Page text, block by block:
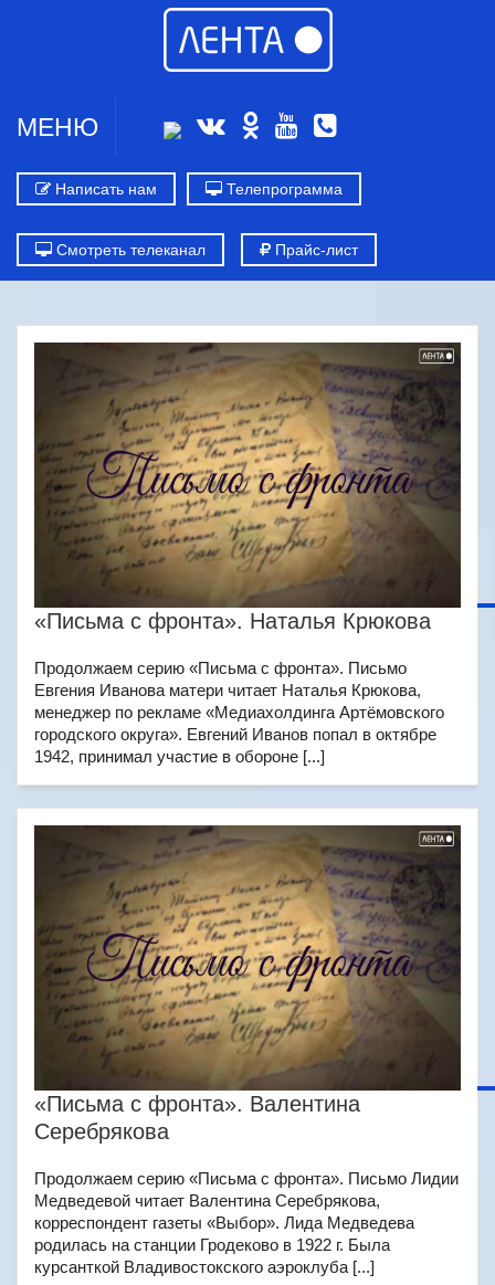
МЕНЮ
Написать нам Телепрограмма
Смотреть телеканал Прайс-лист
«Письма с фронта». Наталья Крюкова
Продолжаем серию «Письма с фронта». Письмо
Евгения Иванова матери читает Наталья Крюкова,
менеджер по рекламе «Медиахолдинга Артёмовского
городского округа». Евгений Иванов попал в октябре
1942, принимал участие в обороне [...]
«Письма с фронта». Валентина
Серебрякова
Продолжаем серию «Письма с фронта». Письмо Лидии
Медведевой читает Валентина Серебрякова,
корреспондент газеты «Выбор». Лида Медведева
родилась на станции Гродеково в 1922 г. Была
курсанткой Владивостокского аэроклуба [...]